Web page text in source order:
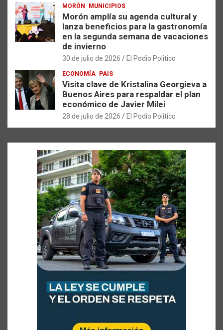
MORÓN MUNICIPIOS
Morón amplía su agenda cultural y
lanza beneficios para la gastronomía
en la segunda semana de vacaciones
de invierno
30 de julio de 2026 El Podio Politico
ECONOMÍA PAIS
Visita clave de Kristalina Georgieva a
Buenos Aires para respaldar el plan
económico de Javier Milei
28 de julio de 2026 El Podio Politico